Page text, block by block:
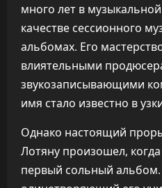
много лет в
качестве сессионного
альбомах. Его
влиятельными
звукозаписывающими
имя стало известно в
Однако настоящий
Лотяну произошел,
первый сольный